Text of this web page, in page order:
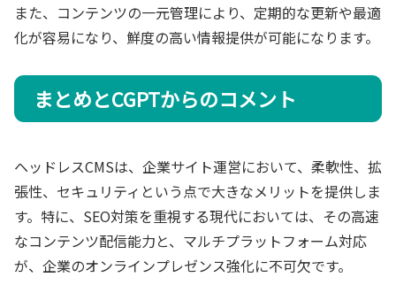
また、コンテンツの一元管理により、定期的な更新や最適
化が容易になり、鮮度の高い情報提供が可能になります。
まとめとCGPTからのコメント
ヘッドレスCMSは、企業サイト運営において、柔軟性、拡
張性、セキュリティという点で大きなメリットを提供しま
す。特に、SEO対策を重視する現代においては、その高速
なコンテンツ配信能力と、マルチプラットフォーム対応
が、企業のオンラインプレゼンス強化に不可欠です。